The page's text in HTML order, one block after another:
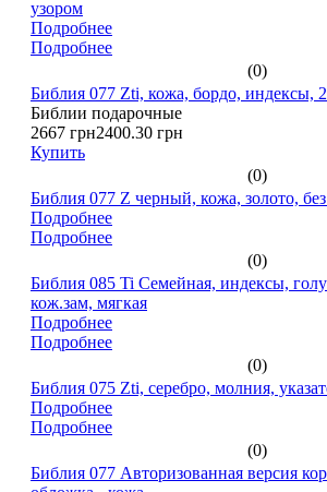
узором
Подробнее
Подробнее
(0)
Библия 077 Zti, кожа, бордо, индексы, 2
Библии подарочные
2667 грн2400.30 грн
Купить
(0)
Библия 077 Z черный, кожа, золото,
Подробнее
Подробнее
(0)
Библия 085 Ti Семейная, индексы,
кож.зам, мягкая
Подробнее
Подробнее
(0)
Библия 075 Zti, серебро, молния,
Подробнее
Подробнее
(0)
Библия 077 Авторизованная версия